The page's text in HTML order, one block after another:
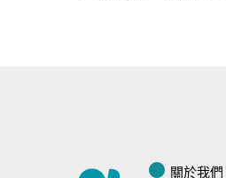
關於我們